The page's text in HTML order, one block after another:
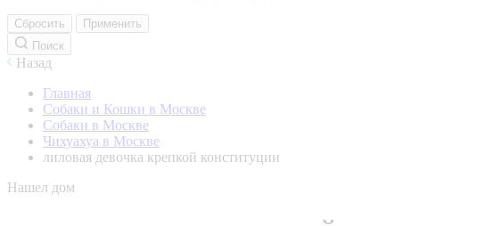
Сбросить
Применить
Поиск
Назад
Главная
Собаки и Кошки в Москве
Собаки в Москве
Чихуахуа в Москве
лиловая девочка крепкой конституции
Нашел дом